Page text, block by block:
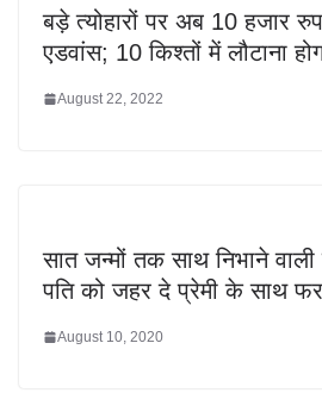
बड़े त्योहारों पर अब 10 हजार
एडवांस; 10 किश्तों में लौटाना
August 22, 2022
सात जन्मों तक साथ निभाने वाली
पति को जहर दे प्रेमी के साथ
August 10, 2020